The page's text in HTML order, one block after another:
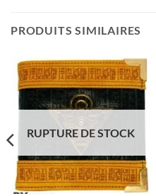
PRODUITS SIMILAIRES
RUPTURE DE STOCK